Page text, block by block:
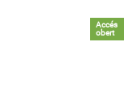
Accés
obert